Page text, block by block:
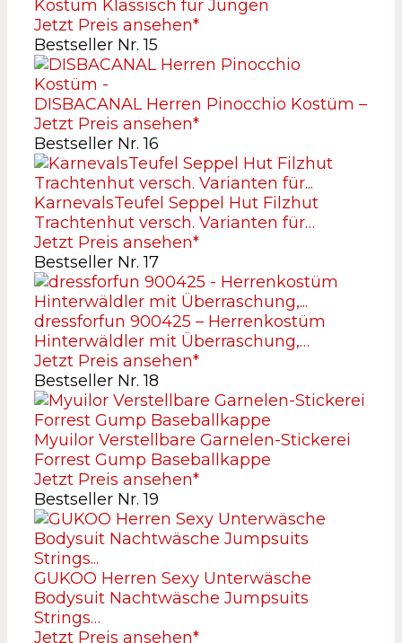
Kostüm Klassisch für Jungen
Jetzt Preis ansehen*
Bestseller Nr. 15
DISBACANAL Herren Pinocchio Kostüm –
Jetzt Preis ansehen*
Bestseller Nr. 16
KarnevalsTeufel Seppel Hut Filzhut
Trachtenhut versch. Varianten für…
Jetzt Preis ansehen*
Bestseller Nr. 17
dressforfun 900425 – Herrenkostüm
Hinterwäldler mit Überraschung,…
Jetzt Preis ansehen*
Bestseller Nr. 18
Myuilor Verstellbare Garnelen-Stickerei
Forrest Gump Baseballkappe
Jetzt Preis ansehen*
Bestseller Nr. 19
GUKOO Herren Sexy Unterwäsche
Bodysuit Nachtwäsche Jumpsuits
Strings…
Jetzt Preis ansehen*